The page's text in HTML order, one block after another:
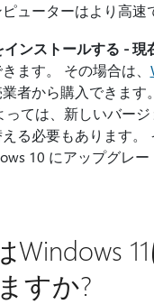
ューターはより高速
ンストールする - 現
ます。 その場合は、
者から購入できます
ては、新しいバー
る必要もあります
10 にアップグレ
Windows
すか?